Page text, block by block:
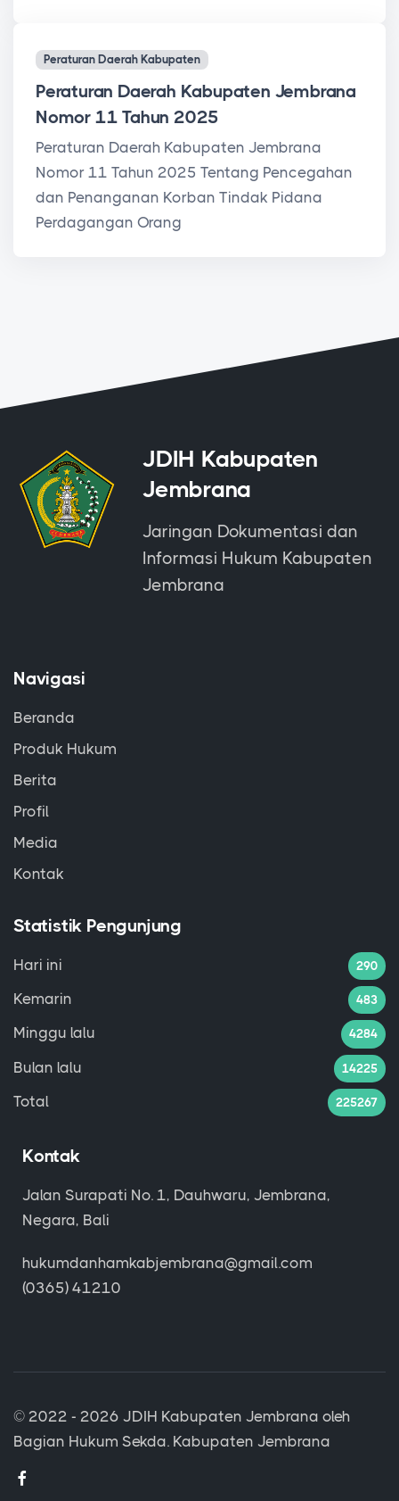
Peraturan Daerah Kabupaten
Peraturan Daerah Kabupaten Jembrana
Nomor 11 Tahun 2025
Peraturan Daerah Kabupaten Jembrana
Nomor 11 Tahun 2025 Tentang Pencegahan
dan Penanganan Korban Tindak Pidana
Perdagangan Orang
JDIH Kabupaten
Jembrana
Jaringan Dokumentasi dan
Informasi Hukum Kabupaten
Jembrana
Navigasi
Beranda
Produk Hukum
Berita
Profil
Media
Kontak
Statistik Pengunjung
Hari ini 290
Kemarin 483
Minggu lalu 4284
Bulan lalu 14225
Total 225267
Kontak
Jalan Surapati No. 1, Dauhwaru, Jembrana,
Negara, Bali
hukumdanhamkabjembrana@gmail.com
(0365) 41210
© 2022 - 2026 JDIH Kabupaten Jembrana oleh
Bagian Hukum Sekda. Kabupaten Jembrana